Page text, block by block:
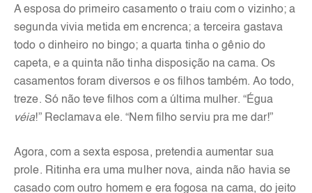
A esposa do primeiro casamento o traiu com o vizinho; a
segunda vivia metida em encrenca; a terceira gastava
todo o dinheiro no bingo; a quarta tinha o gênio do
capeta, e a quinta não tinha disposição na cama. Os
casamentos foram diversos e os filhos também. Ao todo,
treze. Só não teve filhos com a última mulher. “Égua
véia!” Reclamava ele. “Nem filho serviu pra me dar!”
Agora, com a sexta esposa, pretendia aumentar sua
prole. Ritinha era uma mulher nova, ainda não havia se
casado com outro homem e era fogosa na cama, do jeito